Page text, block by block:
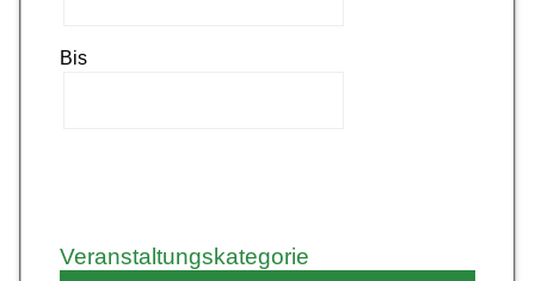
Bis
Veranstaltungskategorie